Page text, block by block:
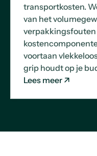
transportkosten.
van het
voortaan
grip houdt op je
Lees meer